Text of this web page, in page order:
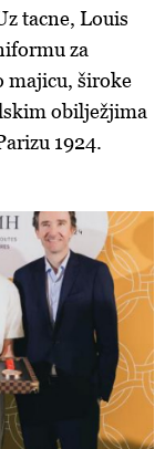
tacne, Louis
za
majicu, široke
obilježjima
1924.